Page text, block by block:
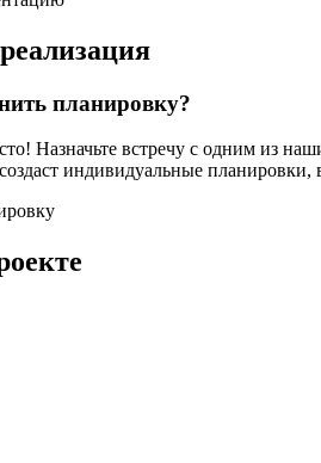
планировку?
Назначьте встречу с одним из
индивидуальные планировки,